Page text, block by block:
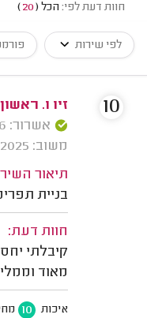
חוות דעת לפי: הכל (
20
)
לפי שירות
זיו ו.
אשרור: 29/01/2026
משוב: 30/11/2025
תיאור
בניית
חוות דעת:
קיבלתי
מאוד
איכות 10
10